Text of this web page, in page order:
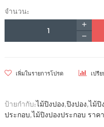
จำนวน:
เพิ่มในรายการโปรด เปรี
ป้ายกำกับ:ไม้ปิงปอง,ปิงปอง,ไม้ปิ
ประกอบ,ไม้ปิงปองประกอบ ราค